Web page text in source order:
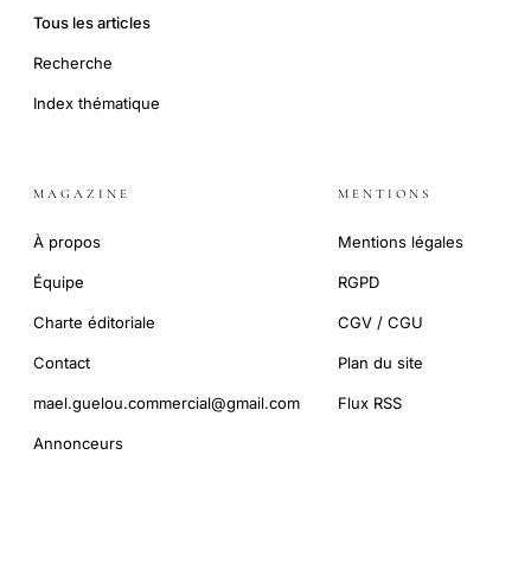
Tous les articles
Recherche
Index thématique
MAGAZINE
À propos
Équipe
Charte éditoriale
Contact
mael.guelou.commercial@gmail.com
Annonceurs
MENTIONS
Mentions légales
RGPD
CGV / CGU
Plan du site
Flux RSS